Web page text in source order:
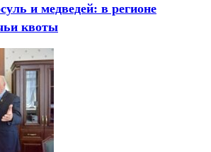
и медведей: в регионе
квоты